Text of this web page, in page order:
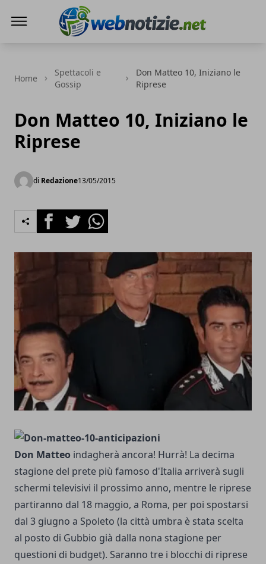
Home
Spettacoli e
Gossip
Don Matteo 10, Iniziano le
Riprese
Don Matteo 10, Iniziano le
Riprese
di Redazione13/05/2015
FacebookTwitterWhatsapp
Don Matteo indagherà ancora! Hurrà! La decima
stagione del prete più famoso d'Italia arriverà sugli
schermi televisivi il prossimo anno, mentre le riprese
partiranno dal 18 maggio, a Roma, per poi spostarsi
dal 3 giugno a Spoleto (la città umbra è stata scelta
al posto di Gubbio già dalla nona stagione per
questioni di budget). Saranno tre i blocchi di riprese